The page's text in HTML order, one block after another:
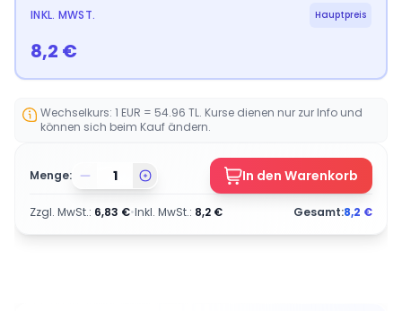
INKL. MWST. Hauptpreis
8,2 €
Wechselkurs: 1 EUR = 54.96 TL. Kurse dienen nur zur Info und
können sich beim Kauf ändern.
Menge: In den Warenkorb
Zzgl. MwSt.: 6,83 €•Inkl. MwSt.: 8,2 € Gesamt:8,2 €